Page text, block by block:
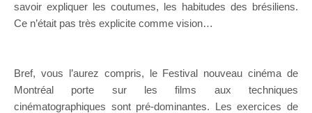
savoir expliquer les coutumes, les habitudes des brésiliens.
Ce n’était pas très explicite comme vision…
Bref, vous l’aurez compris, le Festival nouveau cinéma de
Montréal porte sur les films aux techniques
cinématographiques sont pré-dominantes. Les exercices de